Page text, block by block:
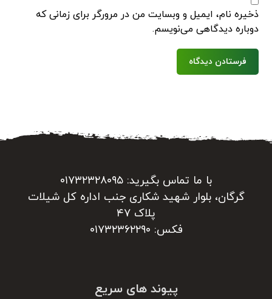
ذخیره نام، ایمیل و وبسایت من در مرورگر برای زمانی که
دوباره دیدگاهی می‌نویسم.
فرستادن دیدگاه
با ما تماس بگیرید: ۰۱۷۳۲۳۲۸۰۹۵
گرگان، بلوار شهید شکاری جنب اداره کل شیلات
پلاک ۴۷
فکس: ۰۱۷۳۲۳۶۲۲۹۰
پیوند های سریع